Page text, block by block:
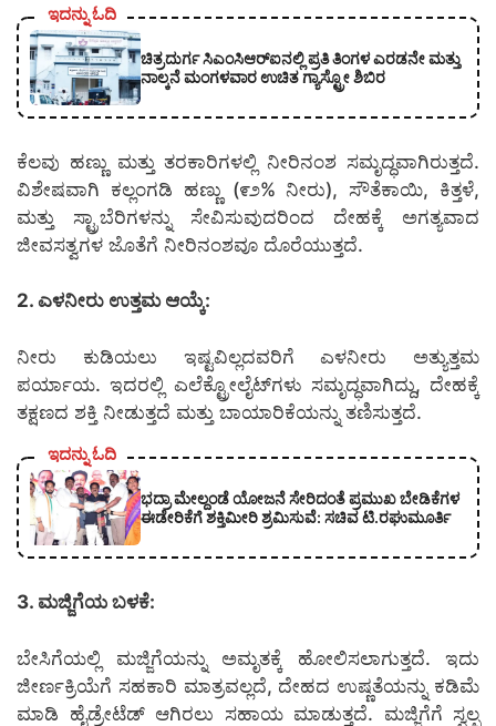
ಇದನ್ನು ಓದಿ
ಚಿತ್ರದುರ್ಗ ಸಿಎಂಸಿಆರ್‍ಐನಲ್ಲಿ ಪ್ರತಿ ತಿಂಗಳ ಎರಡನೇ ಮತ್ತು
ನಾಲ್ಕನೆ ಮಂಗಳವಾರ ಉಚಿತ ಗ್ಯಾಸ್ಟ್ರೋ ಶಿಬಿರ
ಕೆಲವು ಹಣ್ಣು ಮತ್ತು ತರಕಾರಿಗಳಲ್ಲಿ ನೀರಿನಂಶ ಸಮೃದ್ಧವಾಗಿರುತ್ತದೆ.
ವಿಶೇಷವಾಗಿ ಕಲ್ಲಂಗಡಿ ಹಣ್ಣು (೯೨% ನೀರು), ಸೌತೆಕಾಯಿ, ಕಿತ್ತಳೆ,
ಮತ್ತು ಸ್ಟ್ರಾಬೆರಿಗಳನ್ನು ಸೇವಿಸುವುದರಿಂದ ದೇಹಕ್ಕೆ ಅಗತ್ಯವಾದ
ಜೀವಸತ್ವಗಳ ಜೊತೆಗೆ ನೀರಿನಂಶವೂ ದೊರೆಯುತ್ತದೆ.
2. ಎಳನೀರು ಉತ್ತಮ ಆಯ್ಕೆ:
ನೀರು ಕುಡಿಯಲು ಇಷ್ಟವಿಲ್ಲದವರಿಗೆ ಎಳನೀರು ಅತ್ಯುತ್ತಮ
ಪರ್ಯಾಯ. ಇದರಲ್ಲಿ ಎಲೆಕ್ಟ್ರೋಲೈಟ್‌ಗಳು ಸಮೃದ್ಧವಾಗಿದ್ದು, ದೇಹಕ್ಕೆ
ತಕ್ಷಣದ ಶಕ್ತಿ ನೀಡುತ್ತದೆ ಮತ್ತು ಬಾಯಾರಿಕೆಯನ್ನು ತಣಿಸುತ್ತದೆ.
ಇದನ್ನು ಓದಿ
ಭದ್ರಾ ಮೇಲ್ದಂಡೆ ಯೋಜನೆ ಸೇರಿದಂತೆ ಪ್ರಮುಖ ಬೇಡಿಕೆಗಳ
ಈಡೇರಿಕೆಗೆ ಶಕ್ತಿಮೀರಿ ಶ್ರಮಿಸುವೆ: ಸಚಿವ ಟಿ.ರಘುಮೂರ್ತಿ
3. ಮಜ್ಜಿಗೆಯ ಬಳಕೆ:
ಬೇಸಿಗೆಯಲ್ಲಿ ಮಜ್ಜಿಗೆಯನ್ನು ಅಮೃತಕ್ಕೆ ಹೋಲಿಸಲಾಗುತ್ತದೆ. ಇದು
ಜೀರ್ಣಕ್ರಿಯೆಗೆ ಸಹಕಾರಿ ಮಾತ್ರವಲ್ಲದೆ, ದೇಹದ ಉಷ್ಣತೆಯನ್ನು ಕಡಿಮೆ
ಮಾಡಿ ಹೈಡ್ರೇಟೆಡ್ ಆಗಿರಲು ಸಹಾಯ ಮಾಡುತ್ತದೆ. ಮಜ್ಜಿಗೆಗೆ ಸ್ವಲ್ಪ